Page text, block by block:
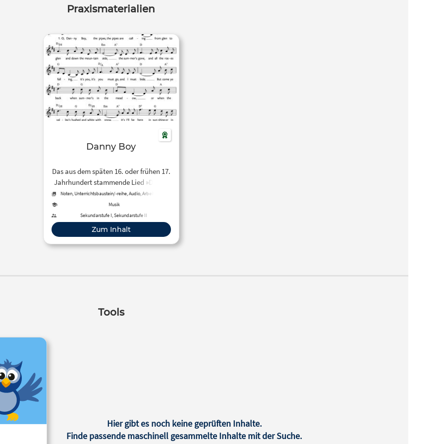
Praxismaterialien
Danny Boy
Das aus dem späten 16. oder frühen 17.
Jahrhundert stammende Lied »Danny
Boy« wurde im Liederprojekt des
Carus-Verlag mit Noten als PDF und in
verschiedenen Einspielversionen
eingestellt.
Noten, Unterrichtsbaustein/-reihe, Audio, Arbeitsblatt,
Musik
Sekundarstufe I, Sekundarstufe II
Zum Inhalt
Tools
Hier gibt es noch keine geprüften Inhalte.
Finde passende maschinell gesammelte Inhalte mit der Suche.